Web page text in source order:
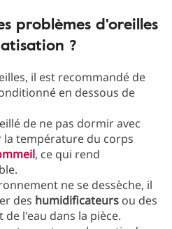
problèmes d'oreilles
?
il est recommandé de
en dessous de
de ne pas dormir avec
température du corps
, ce qui rend
ne se dessèche, il
des humidificateurs ou des
l'eau dans la pièce.